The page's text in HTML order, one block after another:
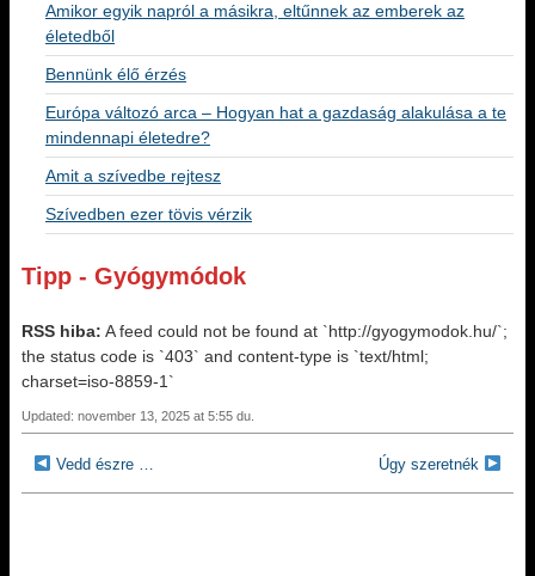
Amikor egyik napról a másikra, eltűnnek az emberek az
életedből
Bennünk élő érzés
Európa változó arca – Hogyan hat a gazdaság alakulása a te
mindennapi életedre?
Amit a szívedbe rejtesz
Szívedben ezer tövis vérzik
Tipp - Gyógymódok
RSS hiba: A feed could not be found at `http://gyogymodok.hu/`;
the status code is `403` and content-type is `text/html;
charset=iso-8859-1`
Updated: november 13, 2025 at 5:55 du.
Vedd észre … Úgy szeretnék